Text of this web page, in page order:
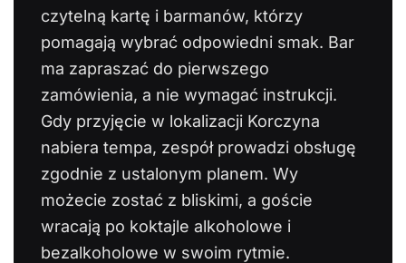
czytelną kartę i barmanów, którzy
pomagają wybrać odpowiedni smak. Bar
ma zapraszać do pierwszego
zamówienia, a nie wymagać instrukcji.
Gdy przyjęcie w lokalizacji Korczyna
nabiera tempa, zespół prowadzi obsługę
zgodnie z ustalonym planem. Wy
możecie zostać z bliskimi, a goście
wracają po koktajle alkoholowe i
bezalkoholowe w swoim rytmie.